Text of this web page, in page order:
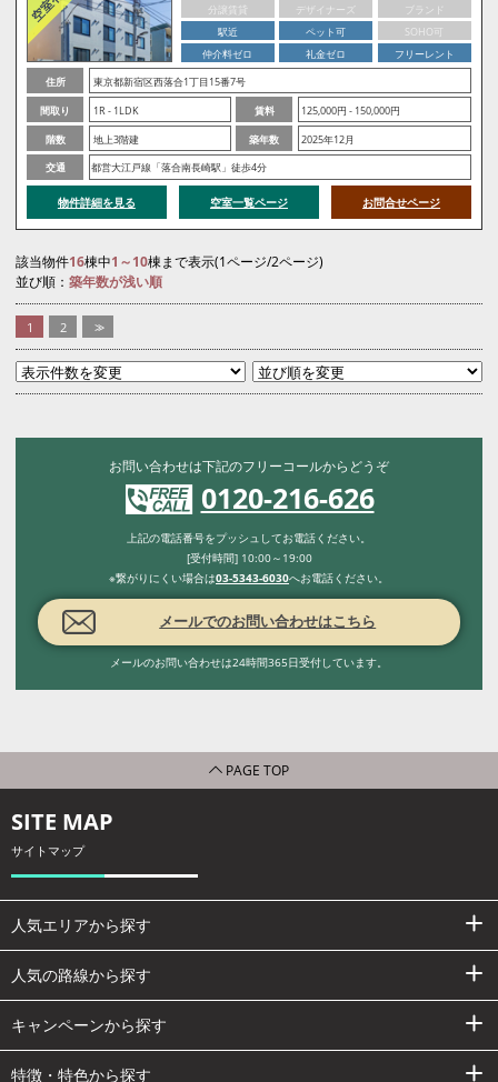
分譲賃貸
デザイナーズ
ブランド
駅近
ペット可
SOHO可
仲介料ゼロ
礼金ゼロ
フリーレント
住所
東京都新宿区西落合1丁目15番7号
間取り
1R - 1LDK 賃料
125,000円 - 150,000円
階数
地上3階建 築年数
2025年12月
交通
都営大江戸線「落合南長崎駅」徒歩4分
物件詳細を見る 空室一覧ページ お問合せページ
該当物件16棟中1～10棟まで表示(1ページ/2ページ)
並び順： 築年数が浅い順
1 2 >>
お問い合わせは下記のフリーコールからどうぞ
0120-216-626
上記の電話番号をプッシュしてお電話ください。
[受付時間] 10:00～19:00
※繋がりにくい場合は03-5343-6030へお電話ください。
メールでのお問い合わせはこちら
メールのお問い合わせは24時間365日受付しています。
PAGE TOP
SITE MAP
サイトマップ
人気エリアから探す
人気の路線から探す
キャンペーンから探す
特徴・特色から探す